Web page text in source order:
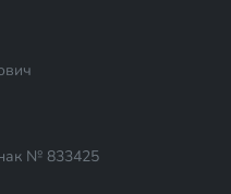
№ 833425